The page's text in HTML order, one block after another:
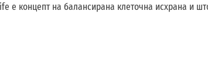
е концепт на балансирана клеточна исхрана и